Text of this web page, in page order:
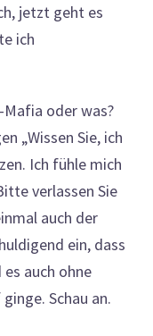
jetzt geht es
ich
oder was?
„Wissen Sie, ich
Ich fühle mich
verlassen Sie
auch der
ein, dass
auch ohne
Schau an.